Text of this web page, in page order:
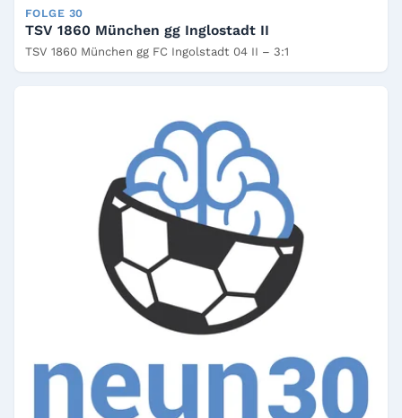
FOLGE 30
TSV 1860 München gg Inglostadt II
TSV 1860 München gg FC Ingolstadt 04 II – 3:1